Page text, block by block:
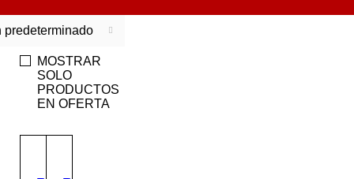
predeterminado
MOSTRAR
SOLO
PRODUCTOS
EN OFERTA